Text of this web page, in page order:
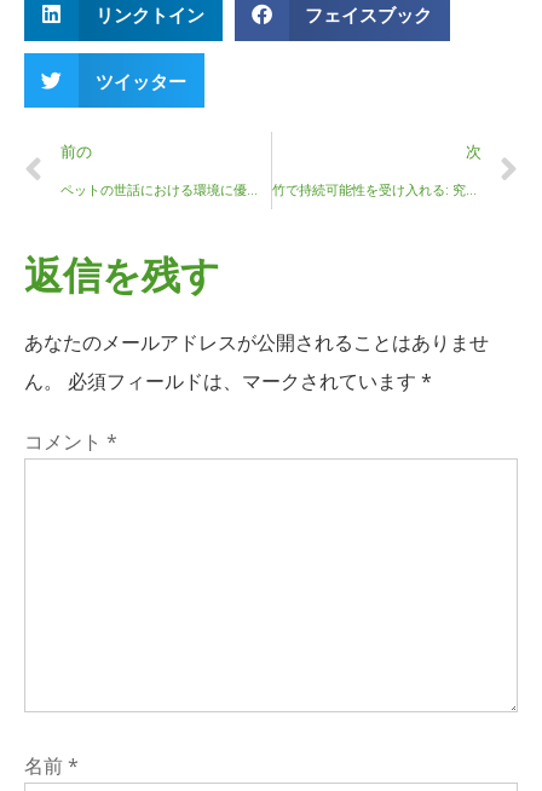
リンクトイン フェイスブック
ツイッター
前の
ペットの世話における環境に優しい実践の重要性: 竹串の安全性の詳細
次
竹で持続可能性を受け入れる: 究極のガイド
返信を残す
あなたのメールアドレスが公開されることはありませ
ん。
必須フィールドは、マークされています *
コメント *
名前*